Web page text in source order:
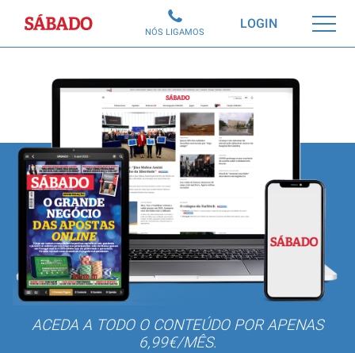
Sábado LOGIN
NÓS LIGAMOS
ACEDA A TODO O CONTEÚDO POR APENAS
6,99€/MÊS.